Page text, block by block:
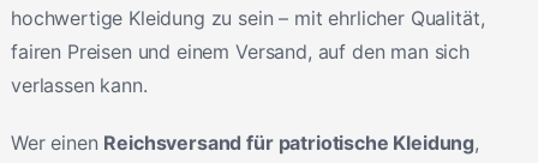
hochwertige Kleidung zu sein – mit ehrlicher Qualität,
fairen Preisen und einem Versand, auf den man sich
verlassen kann.
Wer einen Reichsversand für patriotische Kleidung,